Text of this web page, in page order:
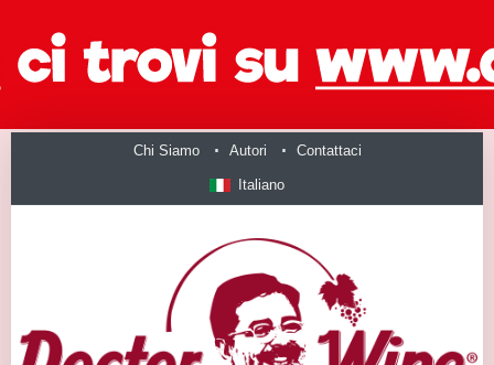
Chi Siamo Autori Contattaci
Italiano